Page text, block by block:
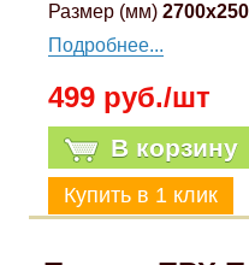
Размер (мм)
Подробнее...
499 руб./шт
В корзину